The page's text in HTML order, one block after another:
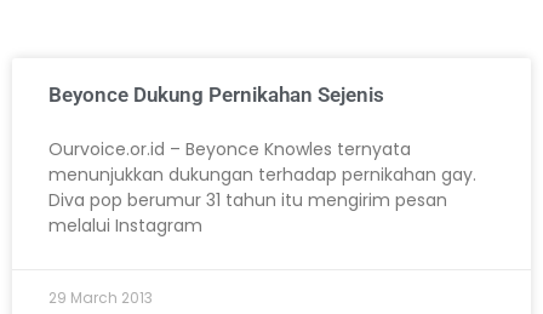
Beyonce Dukung Pernikahan Sejenis
Ourvoice.or.id – Beyonce Knowles ternyata
menunjukkan dukungan terhadap pernikahan gay.
Diva pop berumur 31 tahun itu mengirim pesan
melalui Instagram
29 March 2013